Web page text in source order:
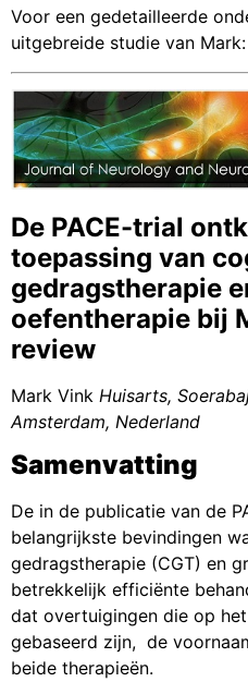
Voor een gedetailleerde
uitgebreide studie van Mark:
De PACE-trial
toepassing van
gedragstherapie
oefentherapie bij
review
Mark Vink Huisarts,
Amsterdam, Nederland
Samenvatting
De in de publicatie van de
belangrijkste bevindingen
gedragstherapie (CGT) en
betrekkelijk efficiënte
dat overtuigingen die op
gebaseerd zijn, de
beide therapieën.